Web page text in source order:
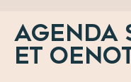
AGENDA
ET